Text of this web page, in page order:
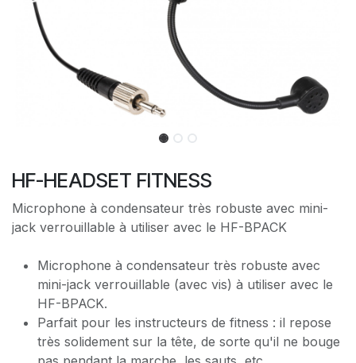
HF-HEADSET FITNESS
Microphone à condensateur très robuste avec mini-
jack verrouillable à utiliser avec le HF-BPACK
Microphone à condensateur très robuste avec
mini-jack verrouillable (avec vis) à utiliser avec le
HF-BPACK.
Parfait pour les instructeurs de fitness : il repose
très solidement sur la tête, de sorte qu'il ne bouge